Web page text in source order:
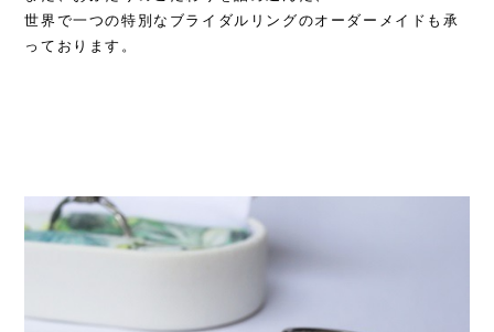
世界で一つの特別なブライダルリングのオーダーメイドも承
っております。​